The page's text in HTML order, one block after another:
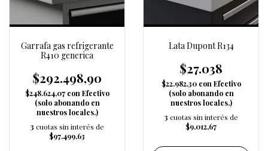
Garrafa gas refrigerante
R410 generica
$292.498,90
$248.624,07 con Efectivo
(solo abonando en
nuestros locales.)
3 cuotas sin interés de
$97.499,63
Lata Dupont R134
$27.038
$22.982,30 con Efectivo
(solo abonando en
nuestros locales.)
3 cuotas sin interés de
$9.012,67